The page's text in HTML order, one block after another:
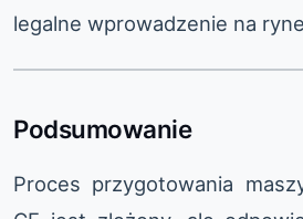
legalne wprowadzenie na
Podsumowanie
Proces przygotowania